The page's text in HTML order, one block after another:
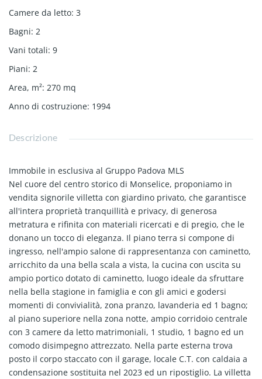
Camere da letto: 3
Bagni: 2
Vani totali: 9
Piani: 2
Area, m²: 270 mq
Anno di costruzione: 1994
Descrizione
Immobile in esclusiva al Gruppo Padova MLS
Nel cuore del centro storico di Monselice, proponiamo in
vendita signorile villetta con giardino privato, che garantisce
all'intera proprietà tranquillità e privacy, di generosa
metratura e rifinita con materiali ricercati e di pregio, che le
donano un tocco di eleganza. Il piano terra si compone di
ingresso, nell'ampio salone di rappresentanza con caminetto,
arricchito da una bella scala a vista, la cucina con uscita su
ampio portico dotato di caminetto, luogo ideale da sfruttare
nella bella stagione in famiglia e con gli amici e godersi
momenti di convivialità, zona pranzo, lavanderia ed 1 bagno;
al piano superiore nella zona notte, ampio corridoio centrale
con 3 camere da letto matrimoniali, 1 studio, 1 bagno ed un
comodo disimpegno attrezzato. Nella parte esterna trova
posto il corpo staccato con il garage, locale C.T. con caldaia a
condensazione sostituita nel 2023 ed un ripostiglio. La villetta